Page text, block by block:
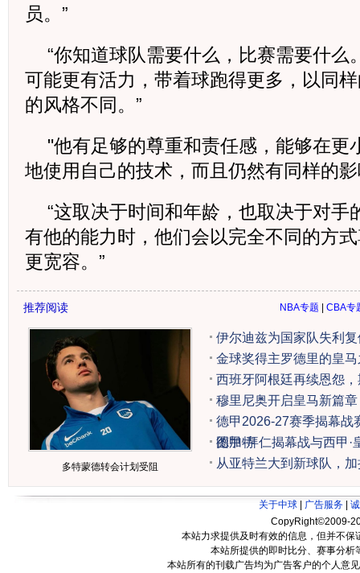
员。”
“你知道球队需要什么，比赛需要什么
可能更有活力，带着球跑得更多，以同
的风格不同。”
"他有足够的尊重和责任感，能够在更
地使用自己的技术，而且仍然有同样的
“这取决于时间和年龄，也取决于对手
有他的能力时，他们会以完全不同的方
更宽容。”
推荐阅读 NBA专题 CBA专
伊尔迪兹为国家队失利
金球奖得主罗德里的皇
西班牙阿根廷再续恩怨
穆里尼奥开启皇马新篇
德甲2026-27赛季揭幕战
图加特
德甲·拜仁揭幕战与西甲
从亚特兰大到新球队，
多特蒙德转会计划受阻
关于中球 广告服务
CopyRight©2009-
本站力求提供及时有效的信息，但并不
本站所提供的即时比分、赛事分
本站所有的刊载广告均为广告客户的个人意